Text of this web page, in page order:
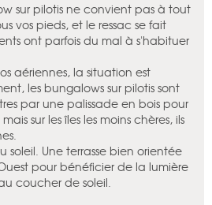
sur pilotis ne convient pas à tout
vos pieds, et le ressac se fait
ont parfois du mal à s'habituer
aériennes, la situation est
les bungalows sur pilotis sont
par une palissade en bois pour
sur les îles les moins chères, ils
soleil. Une terrasse bien orientée
pour bénéficier de la lumière
coucher de soleil.